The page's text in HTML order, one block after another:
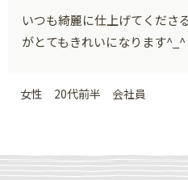
いつも綺麗に仕上げてくださ
がとてもきれいになります^_^
女性 20代前半 会社員